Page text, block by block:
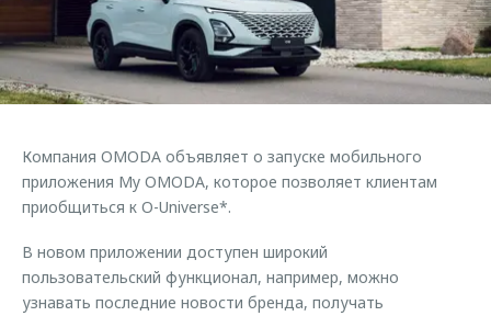
Страхование
Кредитный калькулятор
Аксессуары
Оригинальные аксессуары
Запчасти
Трейд-ин
Калькулятор трейд-ин
Клиентская поддержка
O&J Автоклуб
Клуб владельцев OMODA
Аксессуары
Одежда и сувениры
Оригинальные аксессуары
Запчасти
Обратная связь
Компания OMODA объявляет о запуске мобильного
приложения My OMODA, которое позволяет клиентам
приобщиться к O-Universe*.
В новом приложении доступен широкий
пользовательский функционал, например, можно
узнавать последние новости бренда, получать